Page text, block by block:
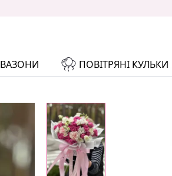
ВАЗОНИ ПОВІТРЯНІ КУЛЬКИ